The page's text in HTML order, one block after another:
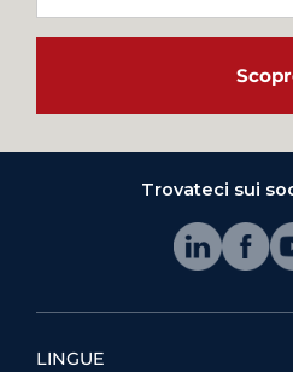
Trovateci sui
LINGUE